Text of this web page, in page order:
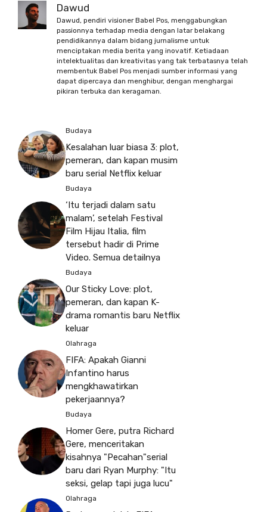
Dawud
Dawud, pendiri visioner Babel Pos, menggabungkan
passionnya terhadap media dengan latar belakang
pendidikannya dalam bidang jurnalisme untuk
menciptakan media berita yang inovatif. Ketiadaan
intelektualitas dan kreativitas yang tak terbatasnya telah
membentuk Babel Pos menjadi sumber informasi yang
dapat dipercaya dan menghibur, dengan menghargai
pikiran terbuka dan keragaman.
Budaya
Kesalahan luar biasa 3: plot,
pemeran, dan kapan musim
baru serial Netflix keluar
Budaya
‘Itu terjadi dalam satu
malam’, setelah Festival
Film Hijau Italia, film
tersebut hadir di Prime
Video. Semua detailnya
Budaya
Our Sticky Love: plot,
pemeran, dan kapan K-
drama romantis baru Netflix
keluar
Olahraga
FIFA: Apakah Gianni
Infantino harus
mengkhawatirkan
pekerjaannya?
Budaya
Homer Gere, putra Richard
Gere, menceritakan
kisahnya "Pecahan"serial
baru dari Ryan Murphy: "Itu
seksi, gelap tapi juga lucu"
Olahraga